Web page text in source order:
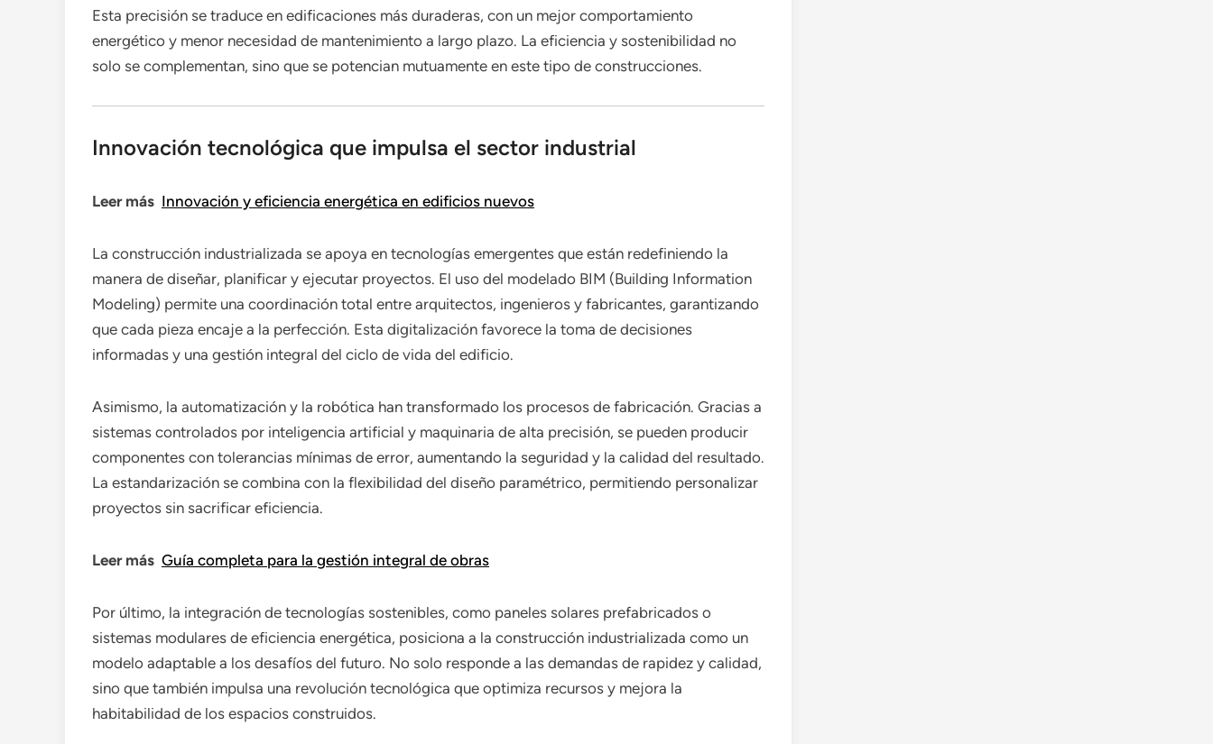
Esta precisión se traduce en edificaciones más duraderas, con un mejor comportamiento
energético y menor necesidad de mantenimiento a largo plazo. La eficiencia y sostenibilidad no
solo se complementan, sino que se potencian mutuamente en este tipo de construcciones.
Innovación tecnológica que impulsa el sector industrial
Leer más Innovación y eficiencia energética en edificios nuevos
La construcción industrializada se apoya en tecnologías emergentes que están redefiniendo la
manera de diseñar, planificar y ejecutar proyectos. El uso del modelado BIM (Building Information
Modeling) permite una coordinación total entre arquitectos, ingenieros y fabricantes, garantizando
que cada pieza encaje a la perfección. Esta digitalización favorece la toma de decisiones
informadas y una gestión integral del ciclo de vida del edificio.
Asimismo, la automatización y la robótica han transformado los procesos de fabricación. Gracias a
sistemas controlados por inteligencia artificial y maquinaria de alta precisión, se pueden producir
componentes con tolerancias mínimas de error, aumentando la seguridad y la calidad del resultado.
La estandarización se combina con la flexibilidad del diseño paramétrico, permitiendo personalizar
proyectos sin sacrificar eficiencia.
Leer más Guía completa para la gestión integral de obras
Por último, la integración de tecnologías sostenibles, como paneles solares prefabricados o
sistemas modulares de eficiencia energética, posiciona a la construcción industrializada como un
modelo adaptable a los desafíos del futuro. No solo responde a las demandas de rapidez y calidad,
sino que también impulsa una revolución tecnológica que optimiza recursos y mejora la
habitabilidad de los espacios construidos.